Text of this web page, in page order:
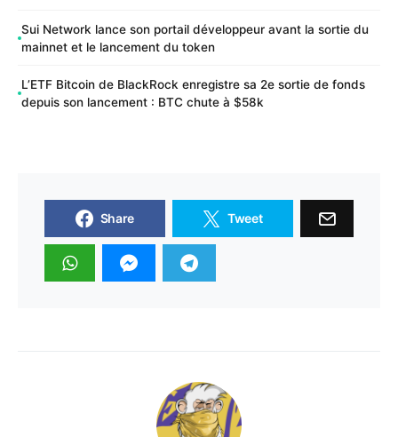
Sui Network lance son portail développeur avant la sortie du
mainnet et le lancement du token
L’ETF Bitcoin de BlackRock enregistre sa 2e sortie de fonds
depuis son lancement : BTC chute à $58k
Share Tweet